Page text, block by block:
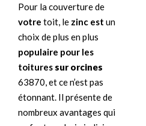
Pour la couverture de
votre toit, le zinc est un
choix de plus en plus
populaire pour les
toitures sur orcines
63870, et ce n’est pas
étonnant. Il présente de
nombreux avantages qui